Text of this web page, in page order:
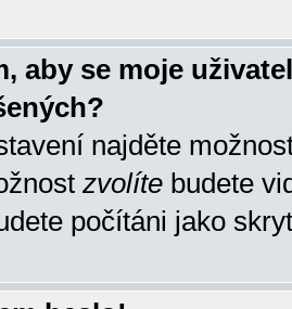
aby se moje
najděte
zvolíte budete
počítáni jako